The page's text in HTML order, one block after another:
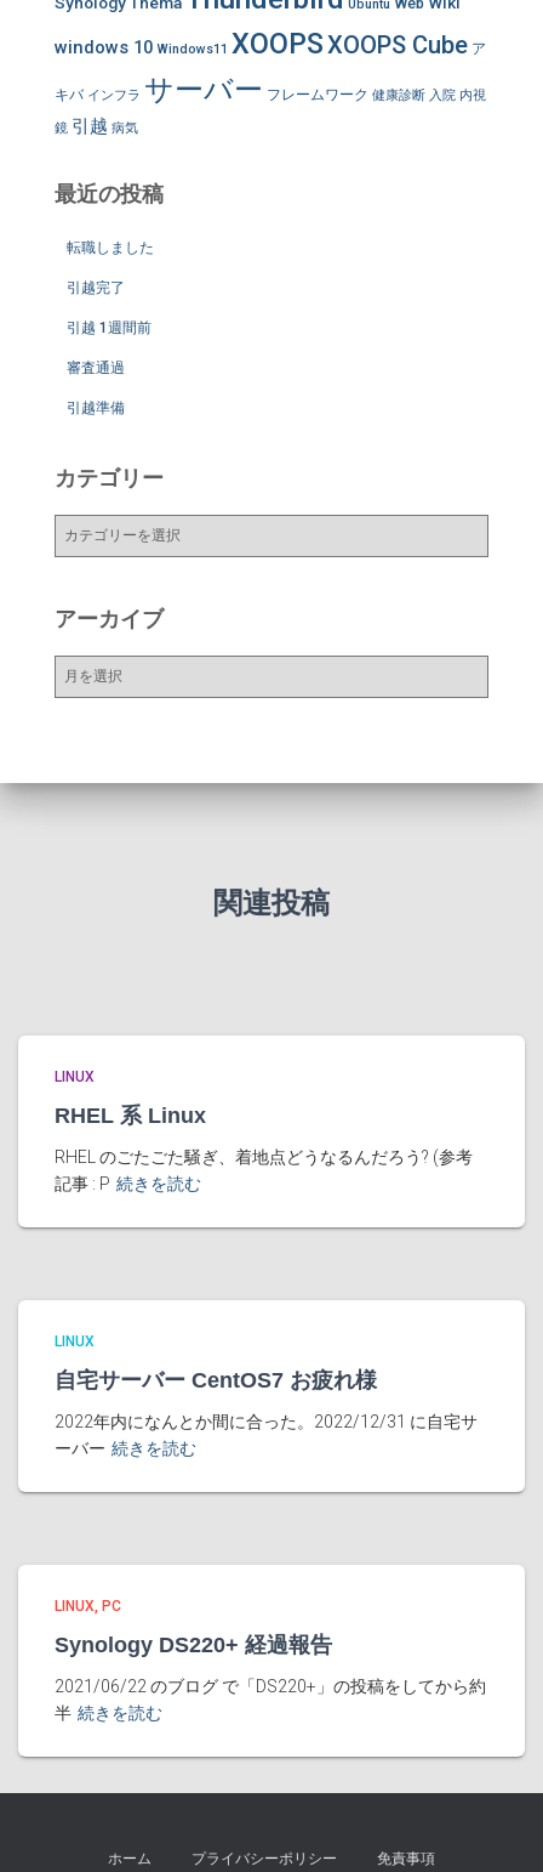
Ubuntu
windows 10 Windows11 XOOPSXOOPS Cube ア
キバ インフラ サーバー フレームワーク 健康診断 入院 内視
鏡 引越 病気
最近の投稿
転職しました
引越完了
引越 1週間前
審査通過
引越準備
カテゴリー
ー
アーカイブ
ー
関連投稿
LINUX
RHEL 系 Linux
RHEL のごたごた騒ぎ、着地点どうなるんだろう? (参考
記事 : P 続きを読む
LINUX
自宅サーバー CentOS7 お疲れ様
2022年内になんとか間に合った。2022/12/31 に自宅サ
ーバー 続きを読む
LINUX PC
Synology DS220+ 経過報告
2021/06/22 のブログ で「DS220+」の投稿をしてから約
半 続きを読む
ホーム プライバシーポリシー 免責事項